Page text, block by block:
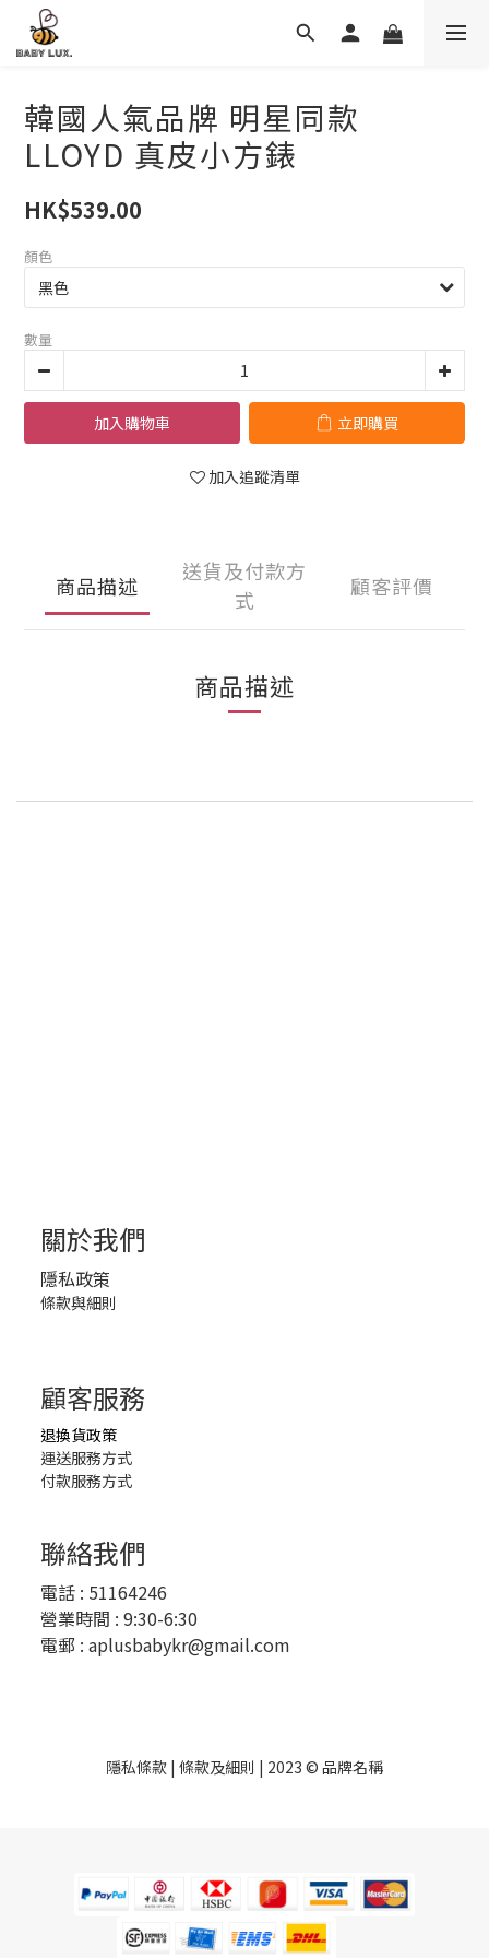
韓國人氣品牌 明星同款
LLOYD 真皮小方錶
HK$539.00
顏色
數量
加入購物車 立即購買
加入追蹤清單
商品描述
送貨及付款方
式
顧客評價
商品描述
關於我們
隱私政策
條款與細則
顧客服務
退換貨政策
運送服務方式
付款服務方式
聯絡我們
電話 : 51164246
營業時間 : 9:30-6:30
電郵 : aplusbabykr@gmail.com
隱私條款 | 條款及細則 | 2023 © 品牌名稱